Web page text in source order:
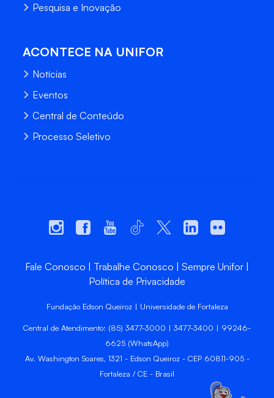
Pesquisa e Inovação
ACONTECE NA UNIFOR
Notícias
Eventos
Central de Conteúdo
Processo Seletivo
Fale Conosco Trabalhe Conosco
Sempre Unifor
Política de Privacidade
Fundação Edson Queiroz | Universidade de Fortaleza
Central de Atendimento: (85) 3477-3000 | 3477-3400 | 99246-
6625 (WhatsApp)
Av. Washington Soares, 1321 - Edson Queiroz - CEP 60811-905 -
Fortaleza / CE - Brasil